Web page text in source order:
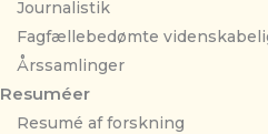
Journalistik
Fagfællebedømte
Årssamlinger
Resuméer
Resumé af forskning